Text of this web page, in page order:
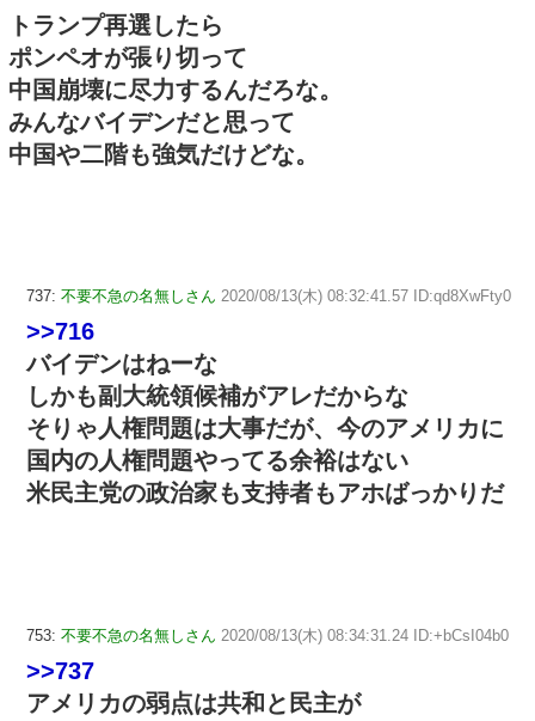
トランプ再選したら
ポンペオが張り切って
中国崩壊に尽力するんだろな。
みんなバイデンだと思って
中国や二階も強気だけどな。
737: 不要不急の名無しさん 2020/08/13(木) 08:32:41.57 ID:qd8XwFty0
>>716
バイデンはねーな
しかも副大統領候補がアレだからな
そりゃ人権問題は大事だが、今のアメリカに
国内の人権問題やってる余裕はない
米民主党の政治家も支持者もアホばっかりだ
753: 不要不急の名無しさん 2020/08/13(木) 08:34:31.24 ID:+bCsI04b0
>>737
アメリカの弱点は共和と民主が